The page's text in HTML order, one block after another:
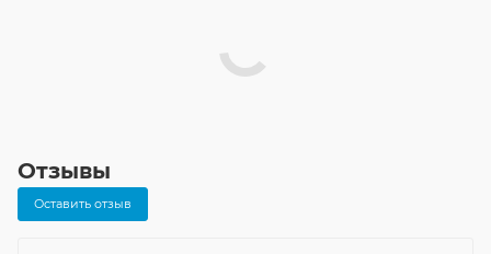
Отзывы
Оставить отзыв